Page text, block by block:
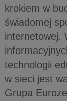
krokiem w
świadomej
internetowej.
technologii
w sieci jest
Grupa